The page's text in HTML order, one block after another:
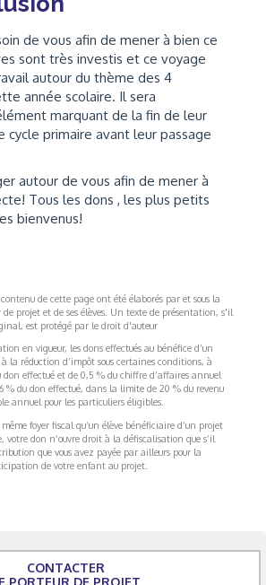
de vous afin de mener à bien ce
sont très investis et ce voyage
autour du thème des 4
année scolaire. Il sera
marquant de la fin de leur
cycle primaire avant leur passage
autour de vous afin de mener à
Tous les dons , les plus petits
bienvenus!
de cette page ont été élaborés par et sous la
projet et de ses élèves. Un texte de présentation, s'il
est protégé par le droit d'auteur
en vigueur, les dons effectués au bénéfice d’un
la réduction d’impôt sous certaines conditions, à
don effectué et de 0,5 % du chiffre d’affaires annuel
% du don effectué, dans la limite de 20 % du revenu
annuel pour les particuliers éligibles.
foyer fiscal qu’un élève bénéficiaire d’un projet
votre don n’ouvre droit à la défiscalisation que s’il
que vous avez payée par ailleurs pour la
de votre enfant au projet.
CONTACTER